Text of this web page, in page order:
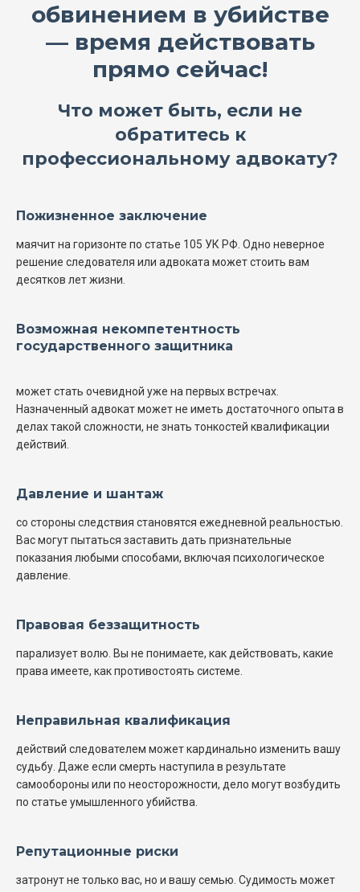
обвинением в убийстве
— время действовать
прямо сейчас!
Что может быть, если не
обратитесь к
профессиональному адвокату?
Пожизненное заключение
маячит на горизонте по статье 105 УК РФ. Одно неверное
решение следователя или адвоката может стоить вам
десятков лет жизни.
Возможная некомпетентность
государственного защитника
может стать очевидной уже на первых встречах.
Назначенный адвокат может не иметь достаточного опыта в
делах такой сложности, не знать тонкостей квалификации
действий.
Давление и шантаж
со стороны следствия становятся ежедневной реальностью.
Вас могут пытаться заставить дать признательные
показания любыми способами, включая психологическое
давление.
Правовая беззащитность
парализует волю. Вы не понимаете, как действовать, какие
права имеете, как противостоять системе.
Неправильная квалификация
действий следователем может кардинально изменить вашу
судьбу. Даже если смерть наступила в результате
самообороны или по неосторожности, дело могут возбудить
по статье умышленного убийства.
Репутационные риски
затронут не только вас, но и вашу семью. Судимость может